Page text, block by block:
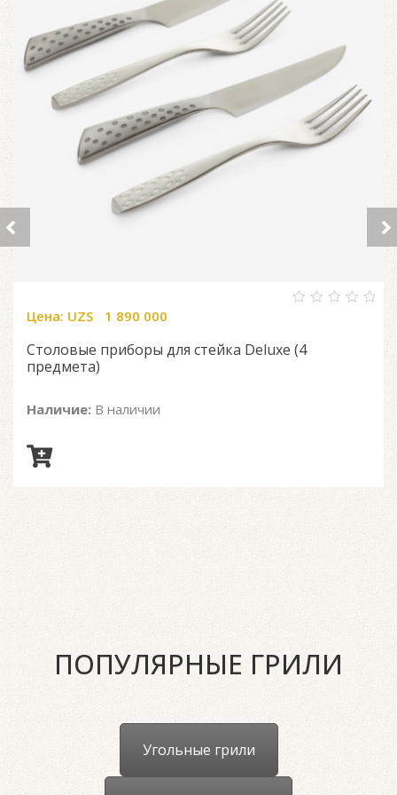
5
Цена: UZS 1 890 000
Столовые приборы для стейка Deluxe (4
предмета)
Наличие: В наличии
ПОПУЛЯРНЫЕ ГРИЛИ
Угольные грили